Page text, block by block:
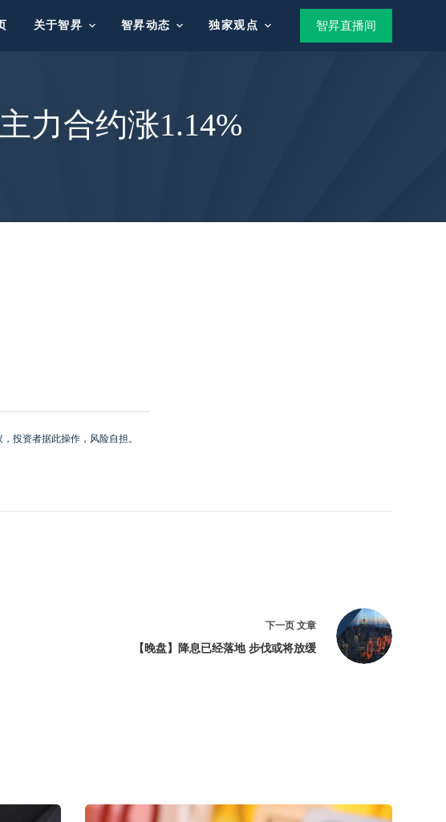
关于智昇 智昇动态 独家观点 智昇直播间
力合约涨1.14%
投资者据此操作，风险自担。
下一页 文章
【晚盘】降息已经落地 步伐或将放缓